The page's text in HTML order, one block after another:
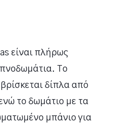
είναι πλήρως
Το
δίπλα από
το δωμάτιο με τα
μπάνιο για